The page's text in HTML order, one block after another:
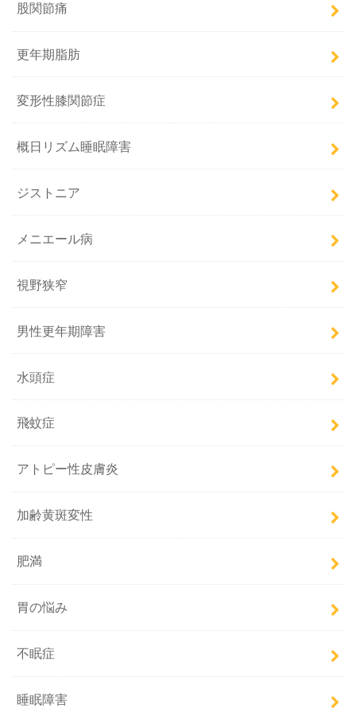
股関節痛
更年期脂肪
変形性膝関節症
概日リズム睡眠障害
ジストニア
メニエール病
視野狭窄
男性更年期障害
水頭症
飛蚊症
アトピー性皮膚炎
加齢黄斑変性
肥満
胃の悩み
不眠症
睡眠障害